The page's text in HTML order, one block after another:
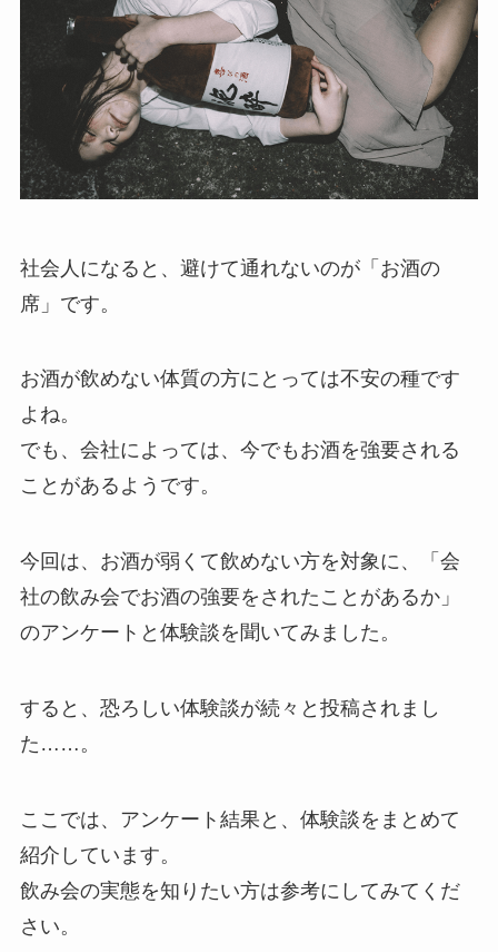
社会人になると、避けて通れないのが「お酒の
席」です。
お酒が飲めない体質の方にとっては不安の種です
よね。
でも、 会社によっては、今でもお酒を強要される
ことがある ようです。
今回は、お酒が弱くて飲めない方を対象に、
「会
社の飲み会でお酒の強要をされたことがあるか」
のアンケートと体験談を聞いてみました。
すると、恐ろしい体験談が続々と投稿されまし
た……。
ここでは、アンケート結果と、体験談をまとめて
紹介しています。
飲み会の実態を知りたい方は参考にしてみてくだ
さい。